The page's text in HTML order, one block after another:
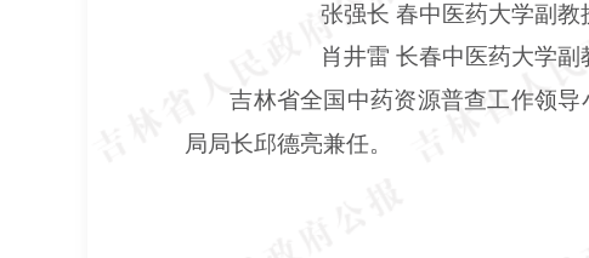
张强长 春中医药大学副教
肖井雷 长春中医药大学副
吉林省全国中药资源普查工作领
局局长邱德亮兼任。